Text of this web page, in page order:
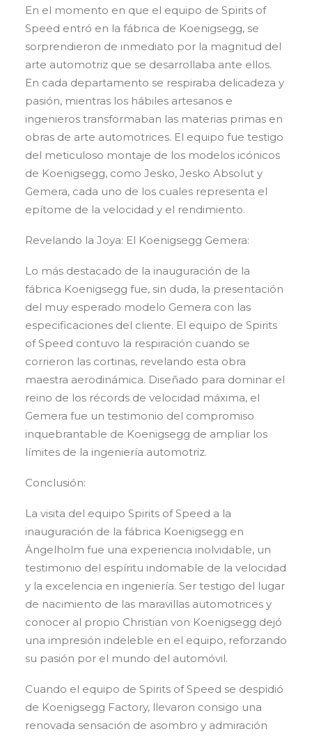
En el momento en que el equipo de Spirits of
Speed entró en la fábrica de Koenigsegg, se
sorprendieron de inmediato por la magnitud del
arte automotriz que se desarrollaba ante ellos.
En cada departamento se respiraba delicadeza y
pasión, mientras los hábiles artesanos e
ingenieros transformaban las materias primas en
obras de arte automotrices. El equipo fue testigo
del meticuloso montaje de los modelos icónicos
de Koenigsegg, como Jesko, Jesko Absolut y
Gemera, cada uno de los cuales representa el
epítome de la velocidad y el rendimiento.
Revelando la Joya: El Koenigsegg Gemera:
Lo más destacado de la inauguración de la
fábrica Koenigsegg fue, sin duda, la presentación
del muy esperado modelo Gemera con las
especificaciones del cliente. El equipo de Spirits
of Speed contuvo la respiración cuando se
corrieron las cortinas, revelando esta obra
maestra aerodinámica. Diseñado para dominar el
reino de los récords de velocidad máxima, el
Gemera fue un testimonio del compromiso
inquebrantable de Koenigsegg de ampliar los
límites de la ingeniería automotriz.
Conclusión:
La visita del equipo Spirits of Speed a la
inauguración de la fábrica Koenigsegg en
Ängelholm fue una experiencia inolvidable, un
testimonio del espíritu indomable de la velocidad
y la excelencia en ingeniería. Ser testigo del lugar
de nacimiento de las maravillas automotrices y
conocer al propio Christian von Koenigsegg dejó
una impresión indeleble en el equipo, reforzando
su pasión por el mundo del automóvil.
Cuando el equipo de Spirits of Speed se despidió
de Koenigsegg Factory, llevaron consigo una
renovada sensación de asombro y admiración